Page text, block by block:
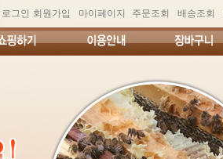
로그인 회원가입 마이페이지 주문조회 배송조회